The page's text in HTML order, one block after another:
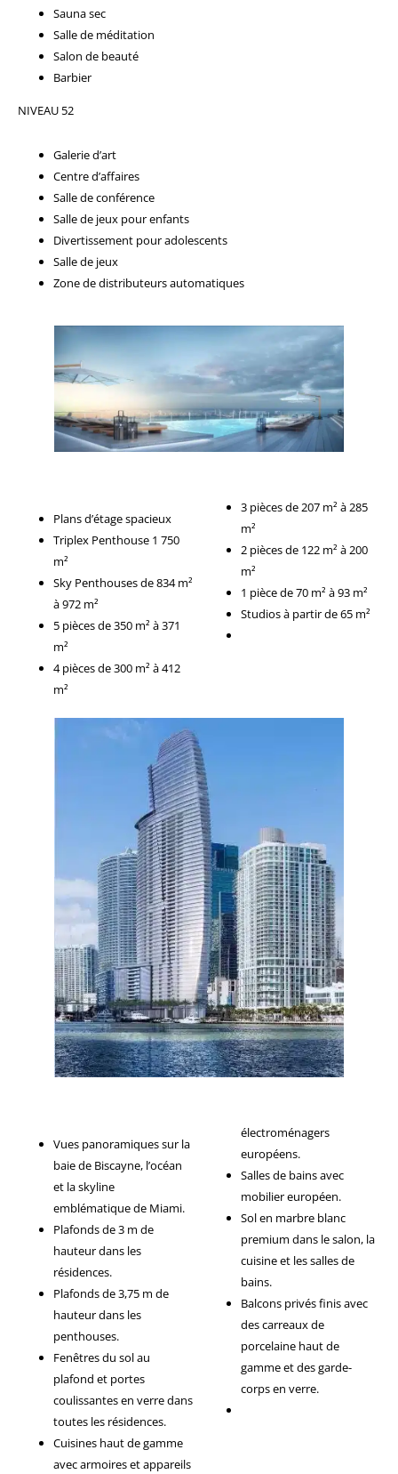
Sauna sec
Salle de méditation
Salon de beauté
Barbier
NIVEAU 52
Galerie d’art
Centre d’affaires
Salle de conférence
Salle de jeux pour enfants
Divertissement pour adolescents
Salle de jeux
Zone de distributeurs automatiques
Plans d’étage spacieux
Triplex Penthouse 1 750
m²
Sky Penthouses de 834 m²
à 972 m²
5 pièces de 350 m² à 371
m²
4 pièces de 300 m² à 412
m²
3 pièces de 207 m² à 285
m²
2 pièces de 122 m² à 200
m²
1 pièce de 70 m² à 93 m²
Studios à partir de 65 m²
Vues panoramiques sur la
baie de Biscayne, l’océan
et la skyline
emblématique de Miami.
Plafonds de 3 m de
hauteur dans les
résidences.
Plafonds de 3,75 m de
hauteur dans les
penthouses.
Fenêtres du sol au
plafond et portes
coulissantes en verre dans
toutes les résidences.
Cuisines haut de gamme
avec armoires et appareils
électroménagers
européens.
Salles de bains avec
mobilier européen.
Sol en marbre blanc
premium dans le salon, la
cuisine et les salles de
bains.
Balcons privés finis avec
des carreaux de
porcelaine haut de
gamme et des garde-
corps en verre.